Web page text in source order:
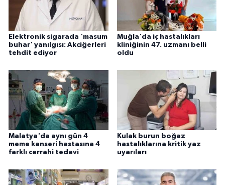
Elektronik sigarada 'masum
buhar' yanılgısı: Akciğerleri
tehdit ediyor
Muğla'da iç hastalıkları
kliniğinin 47. uzmanı belli
oldu
Malatya'da aynı gün 4
meme kanseri hastasına 4
farklı cerrahi tedavi
Kulak burun boğaz
hastalıklarına kritik yaz
uyarıları